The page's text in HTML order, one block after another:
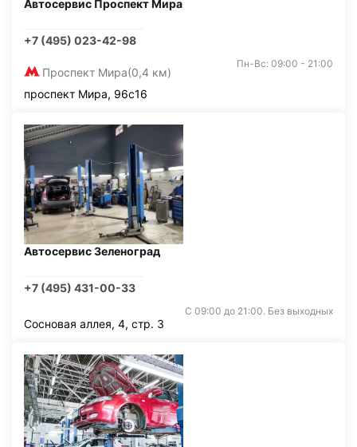
Автосервис Проспект Мира
+7 (495) 023-42-98
Проспект Мира(0,4 км)
Пн-Вс: 09:00 - 21:00
проспект Мира, 96с16
Автосервис Зеленоград
+7 (495) 431-00-33
С 09:00 до 21:00. Без выходных
Сосновая аллея, 4, стр. 3